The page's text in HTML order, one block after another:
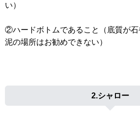
い）
②ハードボトムであること（底質が
泥の場所はお勧めできない）
2.シャロー